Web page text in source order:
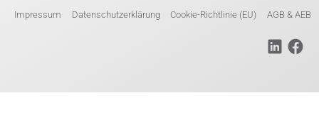
Impressum Datenschutzerklärung Cookie-Richtlinie (EU) AGB & AEB